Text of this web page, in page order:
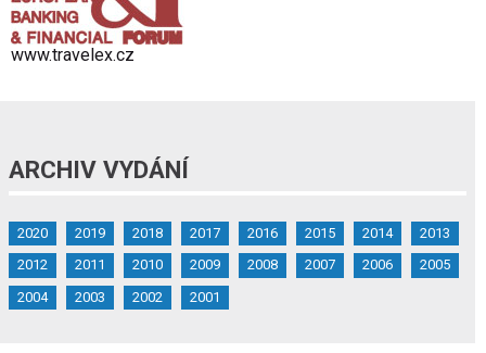
www.travelex.cz
ARCHIV VYDÁNÍ
2020 2019 2018 2017 2016 2015 2014
2013
2012
2011 2010 2009 2008 2007 2006
2005
2004
2003 2002 2001